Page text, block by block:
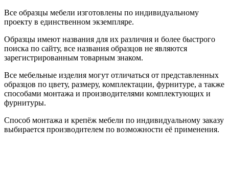
Все образцы мебели изготовлены по индивидуальному
проекту в единственном экземпляре.
Образцы имеют названия для их различия и более быстрого
поиска по сайту, все названия образцов не являются
зарегистрированным товарным знаком.
Все мебельные изделия могут отличаться от представленных
образцов по цвету, размеру, комплектации, фурнитуре, а также
способами монтажа и производителями комплектующих и
фурнитуры.
Способ монтажа и крепёж мебели по индивидуальному заказу
выбирается производителем по возможности её применения.